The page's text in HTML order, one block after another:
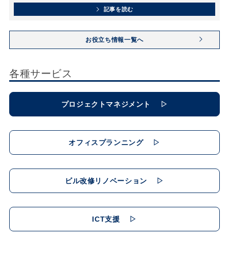
記事を読む
お役立ち情報一覧へ
各種サービス
プロジェクトマネジメント ▷
オフィスプランニング ▷
ビル改修リノベーション ▷
ICT支援 ▷